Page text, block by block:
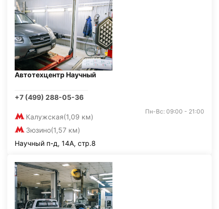
Автотехцентр Научный
+7 (499) 288-05-36
Калужская(1,09 км)
Зюзино(1,57 км)
Пн-Вс: 09:00 - 21:00
Научный п-д, 14А, стр.8